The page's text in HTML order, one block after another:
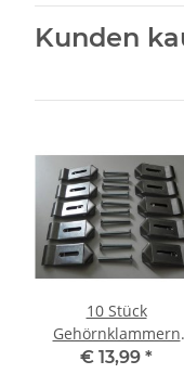
Kunden
10 Stück
Gehörnklammern
Metall für
€ 13,99 *